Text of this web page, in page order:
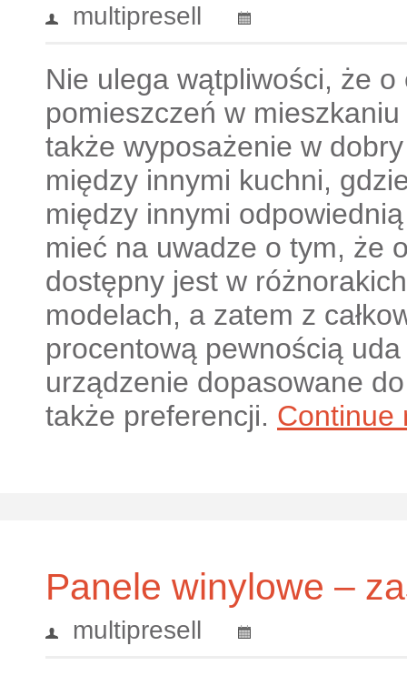
multipresell
Nie ulega wątpliwości, że o
pomieszczeń w
także wyposażenie w
między innymi kuchni,
między innymi
mieć na uwadze o tym, że
dostępny jest w
modelach, a zatem z
procentową pewnością
urządzenie dopasowane
także preferencji.
Panele winylowe –
multipresell